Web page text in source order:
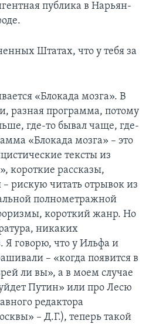
публика в Нарьян-
Штатах, что у тебя за
«Блокада мозга». В
разная программа, потому
где-то бывал чаще, где-
«Блокада мозга» – это
тексты из
короткие рассказы,
рискую читать отрывок из
полнометражной
короткий жанр. Но
никаких
Я говорю, что у Ильфа и
– «когда появится в
ли вы», а в моем случае
Путин» или про Лесю
редактора
– Д.Г.), теперь такой